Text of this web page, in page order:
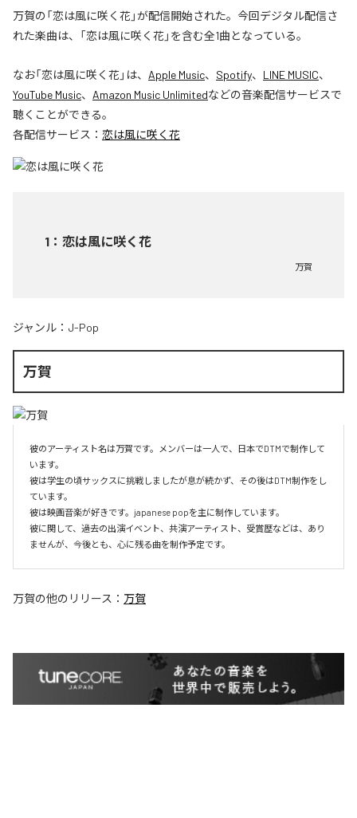
万賀の「恋は風に咲く花」が配信開始された。今回デジタル配信さ
れた楽曲は、「恋は風に咲く花」を含む全1曲となっている。
なお「恋は風に咲く花」は、 Apple Music、 Spotify、 LINE MUSIC、
YouTube Music、 Amazon Music Unlimitedなどの音楽配信サービスで
聴くことができる。
各配信サービス： 恋は風に咲く花
1 ： 恋は風に咲く花
万賀
ジャンル： J-Pop
万賀
彼のアーティスト名は万賀です。メンバーは一人で、日本でDTMで制作して
います。
彼は学生の頃サックスに挑戦しましたが息が続かず、その後はDTM制作をし
ています。
彼は映画音楽が好きです。japanese popを主に制作しています。
彼に関して、過去の出演イベント、共演アーティスト、受賞歴などは、あり
ませんが、今後とも、心に残る曲を制作予定です。
万賀の他のリリース： 万賀